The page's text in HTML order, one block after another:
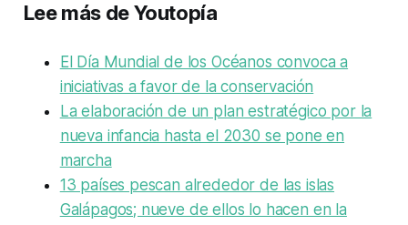
Lee más de Youtopía
El Día Mundial de los Océanos convoca a
iniciativas a favor de la conservación
La elaboración de un plan estratégico por la
nueva infancia hasta el 2030 se pone en
marcha
13 países pescan alrededor de las islas
Galápagos; nueve de ellos lo hacen en la